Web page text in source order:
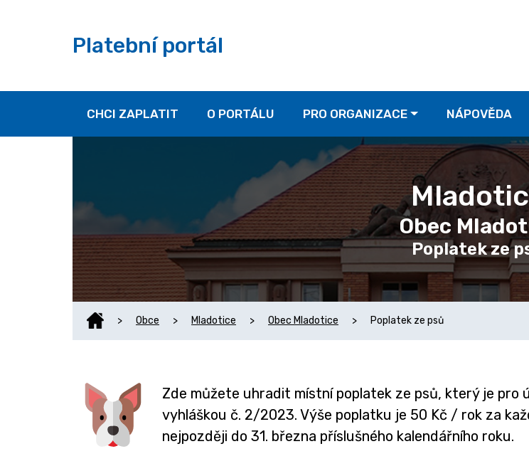
Platební portál
CHCI ZAPLATIT O PORTÁLU PRO ORGANIZACE NÁPOVĚDA
Obec
Poplatek ze
> Obce > Mladotice > Obec Mladotice > Poplatek ze psů
Zde můžete uhradit místní poplatek ze psů, který je pro
vyhláškou č. 2/2023. Výše poplatku je 50 Kč / rok za
nejpozději do 31. března příslušného kalendářního roku.